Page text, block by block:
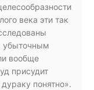
века эти так
убыточным
вообще
присудит
понятно».